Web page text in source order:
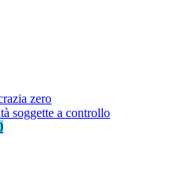
zero
soggette a controllo